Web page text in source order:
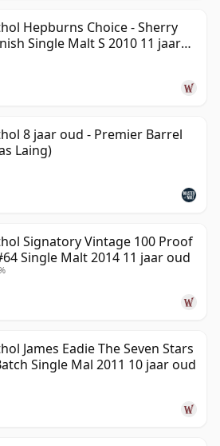
Hepburns Choice - Sherry
Single Malt S 2010 11 jaar
8 jaar oud - Premier Barrel
Laing)
Signatory Vintage 100 Proof
Single Malt 2014 11 jaar oud
James Eadie The Seven Stars
Single Mal 2011 10 jaar oud